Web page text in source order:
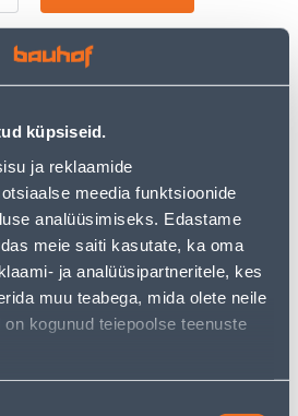
küpsiseid.
ja reklaamide
meedia funktsioonide
analüüsimiseks. Edastame
meie saiti kasutate, ka oma
ja analüüsipartneritele, kes
muu teabega, mida olete neile
kogunud teiepoolse teenuste
Payments
Monthly payment 28.33 €